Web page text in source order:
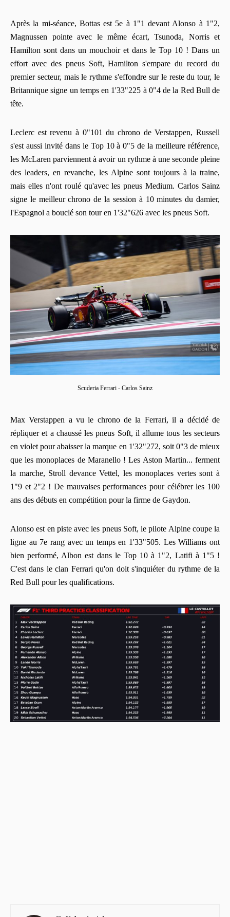
Après la mi-séance, Bottas est 5e à 1"1 devant Alonso à 1"2,
Magnussen pointe avec le même écart, Tsunoda, Norris et
Hamilton sont dans un mouchoir et dans le Top 10 ! Dans un
effort avec des pneus Soft, Hamilton s'empare du record du
premier secteur, mais le rythme s'effondre sur le reste du tour, le
Britannique signe un temps en 1'33"225 à 0"4 de la Red Bull de
tête.
Leclerc est revenu à 0"101 du chrono de Verstappen, Russell
s'est aussi invité dans le Top 10 à 0"5 de la meilleure référence,
les McLaren parviennent à avoir un rythme à une seconde pleine
des leaders, en revanche, les Alpine sont toujours à la traine,
mais elles n'ont roulé qu'avec les pneus Medium. Carlos Sainz
signe le meilleur chrono de la session à 10 minutes du damier,
l'Espagnol a bouclé son tour en 1'32"626 avec les pneus Soft.
Scuderia Ferrari - Carlos Sainz
Max Verstappen a vu le chrono de la Ferrari, il a décidé de
répliquer et a chaussé les pneus Soft, il allume tous les secteurs
en violet pour abaisser la marque en 1'32"272, soit 0"3 de mieux
que les monoplaces de Maranello ! Les Aston Martin... ferment
la marche, Stroll devance Vettel, les monoplaces vertes sont à
1"9 et 2"2 ! De mauvaises performances pour célébrer les 100
ans des débuts en compétition pour la firme de Gaydon.
Alonso est en piste avec les pneus Soft, le pilote Alpine coupe la
ligne au 7e rang avec un temps en 1'33"505. Les Williams ont
bien performé, Albon est dans le Top 10 à 1"2, Latifi à 1"5 !
C'est dans le clan Ferrari qu'on doit s'inquiéter du rythme de la
Red Bull pour les qualifications.